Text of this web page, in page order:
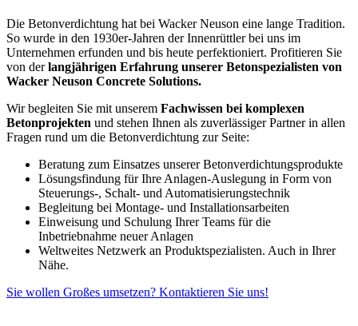
Die Betonverdichtung hat bei Wacker Neuson eine lange Tradition.
So wurde in den 1930er-Jahren der Innenrüttler bei uns im
Unternehmen erfunden und bis heute perfektioniert. Profitieren Sie
von derlangjährigen Erfahrung unserer Betonspezialisten von
Wacker Neuson Concrete Solutions.
Wir begleiten Sie mit unserem Fachwissen bei komplexen
Betonprojekten und stehen Ihnen als zuverlässiger Partner in allen
Fragen rund um die Betonverdichtung zur Seite:
Beratung zum Einsatzes unserer Betonverdichtungsprodukte
Lösungsfindung für Ihre Anlagen-Auslegung in Form von
Steuerungs-, Schalt- und Automatisierungstechnik
Begleitung bei Montage- und Installationsarbeiten
Einweisung und Schulung Ihrer Teams für die
Inbetriebnahme neuer Anlagen
Weltweites Netzwerk an Produktspezialisten. Auch in Ihrer
Nähe.
Sie wollen Großes umsetzen? Kontaktieren Sie uns!